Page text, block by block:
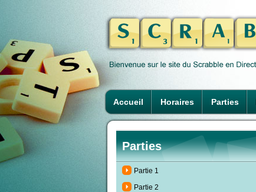
Accueil Horaires Parties
Parties
Partie 1
Partie 2